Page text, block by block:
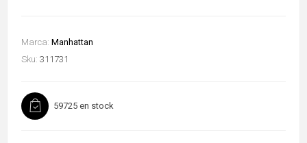
Marca: Manhattan
Sku: 311731
59725 en stock